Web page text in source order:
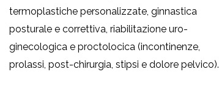
termoplastiche personalizzate, ginnastica
posturale e correttiva, riabilitazione uro-
ginecologica e proctolocica (incontinenze,
prolassi, post-chirurgia, stipsi e dolore pelvico).